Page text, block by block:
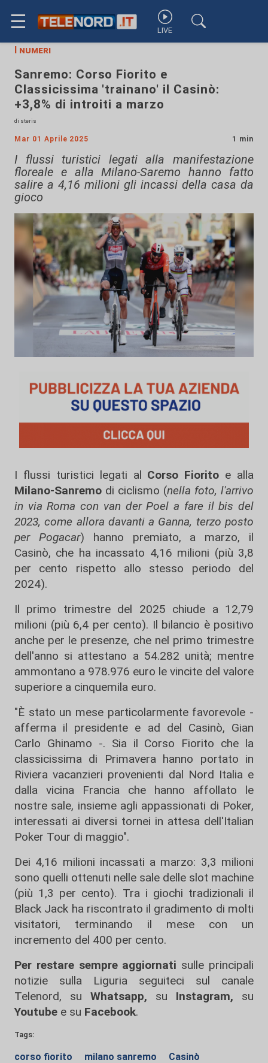
☰ LIVE
I numeri
Sanremo: Corso Fiorito e
Classicissima 'trainano' il Casinò:
+3,8% di introiti a marzo
di steris
Mar 01 Aprile 2025 1 min
I flussi turistici legati alla manifestazione
floreale e alla Milano-Saremo hanno fatto
salire a 4,16 milioni gli incassi della casa da
gioco
I flussi turistici legati al Corso Fiorito e alla
Milano-Sanremo di ciclismo (nella foto, l'arrivo
in via Roma con van der Poel a fare il bis del
2023, come allora davanti a Ganna, terzo posto
per Pogacar) hanno premiato, a marzo, il
Casinò, che ha incassato 4,16 milioni (più 3,8
per cento rispetto allo stesso periodo del
2024).
Il primo trimestre del 2025 chiude a 12,79
milioni (più 6,4 per cento). Il bilancio è positivo
anche per le presenze, che nel primo trimestre
dell'anno si attestano a 54.282 unità; mentre
ammontano a 978.976 euro le vincite del valore
superiore a cinquemila euro.
"È stato un mese particolarmente favorevole -
afferma il presidente e ad del Casinò, Gian
Carlo Ghinamo -. Sia il Corso Fiorito che la
classicissima di Primavera hanno portato in
Riviera vacanzieri provenienti dal Nord Italia e
dalla vicina Francia che hanno affollato le
nostre sale, insieme agli appassionati di Poker,
interessati ai diversi tornei in attesa dell'Italian
Poker Tour di maggio".
Dei 4,16 milioni incassati a marzo: 3,3 milioni
sono quelli ottenuti nelle sale delle slot machine
(più 1,3 per cento). Tra i giochi tradizionali il
Black Jack ha riscontrato il gradimento di molti
visitatori, terminando il mese con un
incremento del 400 per cento.
Per restare sempre aggiornati sulle principali
notizie sulla Liguria seguiteci sul canale
Telenord, su
Whatsapp, su Instagram, su
Youtube e su Facebook.
Tags:
corso fiorito milano sanremo
Casinò